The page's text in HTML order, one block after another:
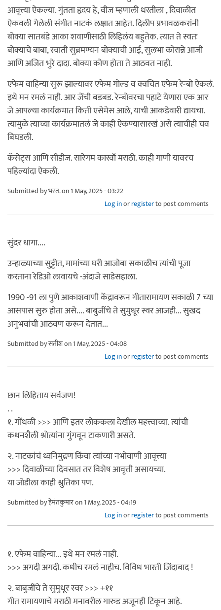
आवृत्त्या ऐकल्या. गुंतता हृदय हे, वीज म्हणाली धरतीला , दिवाळीत
ऐकवली गेलेली संगीत नाटकं लक्षात आहेत. दिलीप प्रभावळकरांनी
बोक्या सातबंडे आका शवाणीसाठी लिहिलंय बहुतेक. त्यात ते स्वतः
बोक्याचे बाबा, स्वाती सुब्रमण्यन बोक्याची आई, सुलभा कोरान्ने आजी
आणि अजित भुरे दादा. बोक्या कोण होता ते आठवत नाही.
एफेम वाहिन्या सुरू झाल्यावर एफेम गोल्ड व क्वचित एफेम रेन्बो ऐकलं.
इथे मन रमलं नाही. आर जेंची बडबड. रेन्बोवरचा पहाटे येणारा एक आर
जे आपल्या कार्यक्रमात किती एसेमेस आले, याची आकडेवारी द्यायचा.
त्यामुळे त्याच्या कार्यक्रमातलं जे काही ऐकण्यासारखं असे त्याचीही चव
बिघडली.
कॅसेट्स आणि सीडीज. सारेगम कारवाँ मराठी. काही गाणी यावरच
पहिल्यांदा ऐकली.
Submitted byभरत.on 1 May, 2025 - 03:22
Log inorregisterto post comments
सुंदर धागा....
उन्हाळ्याच्या सुट्टीत, मामांच्या घरी आजोबा सकाळीच त्यांची पूजा
करताना रेडिओ लावायचे -अंदाजे साडेसहाला.
1990 -91 ला पुणे आकाशवाणी केंद्रावरून गीतारामायण सकाळी 7 च्या
आसपास सुरु होता असे.... बाबुजींचे ते सुमुधूर स्वर आजही... सुखद
अनुभवांची आठवण करून देतात...
Submitted byसतीशon 1 May, 2025 - 04:08
Log inorregisterto post comments
छान लिहिताय सर्वजण!
. .
१. गोंधळी >>> आणि इतर लोककला देखील महत्त्वाच्या. त्यांची
कथनशैली श्रोत्यांना गुंगवून टाकणारी असते.
२. नाटकांचं ध्वनिमुद्रण किंवा त्यांच्या नभोवाणी आवृत्त्या
>>> दिवाळीच्या दिवसात तर विशेष आवृत्ती असायच्या.
या जोडीला काही श्रुतिका पण.
Submitted byहेमंतकुमारon 1 May, 2025 - 04:19
Log inorregisterto post comments
१. एफेम वाहिन्या... इथे मन रमलं नाही.
>>> अगदी अगदी. कधीच रमलं नाहीच. विविध भारती जिंदाबाद !
२. बाबुजींचे ते सुमुधूर स्वर >>> +११
गीत रामायणाचे मराठी मनावरील गारुड अजूनही टिकून आहे.